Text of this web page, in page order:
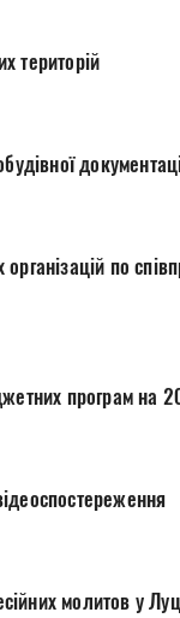
територій
по
програм на
молитов у